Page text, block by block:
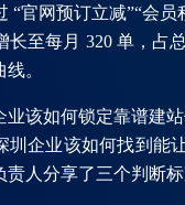
“官网预订立减”“会员
长至每月 320 单，占
。
业该如何锁定靠谱建
圳企业该如何找到能
人分享了三个判断标